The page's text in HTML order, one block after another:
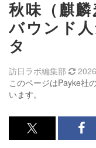
秋味（麒
バウンド
タ
このページはPayke社
います。
訪日ラボ編集部
x<br>